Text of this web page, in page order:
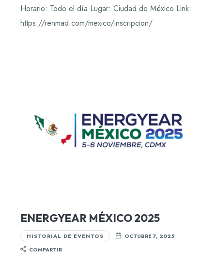
Horario: Todo el día Lugar: Ciudad de México Link:
https://renmad.com/mexico/inscripcion/
ENERGYEAR MÉXICO 2025
HISTORIAL DE EVENTOS
OCTUBRE 7, 2025
COMPARTIR